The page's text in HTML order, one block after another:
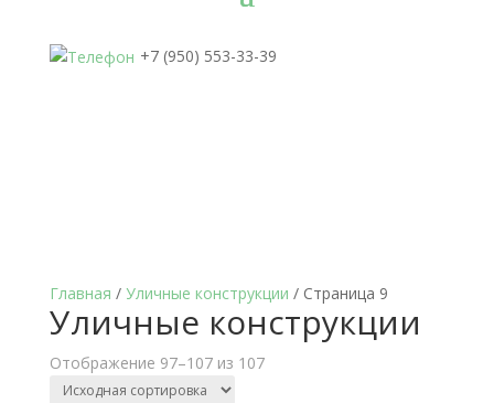
+7 (950) 553-33-39
Главная / Уличные конструкции / Страница 9
Уличные конструкции
Отображение 97–107 из 107